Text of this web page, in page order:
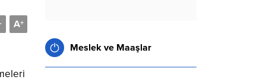
A+
-
Meslek ve Maaşlar